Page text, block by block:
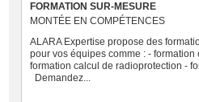
FORMATION SUR-MESURE
MONTÉE EN COMPÉTENCES
ALARA Expertise propose des
pour vos équipes comme : -
formation calcul de radioprotection -
Demandez...